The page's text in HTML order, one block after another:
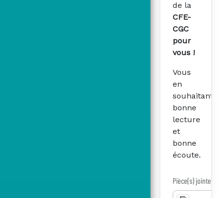
de la
CFE-
CGC
pour
vous !
Vous
en
souhaitant
bonne
lecture
et
bonne
écoute.
Pièce(s) jointe(s)